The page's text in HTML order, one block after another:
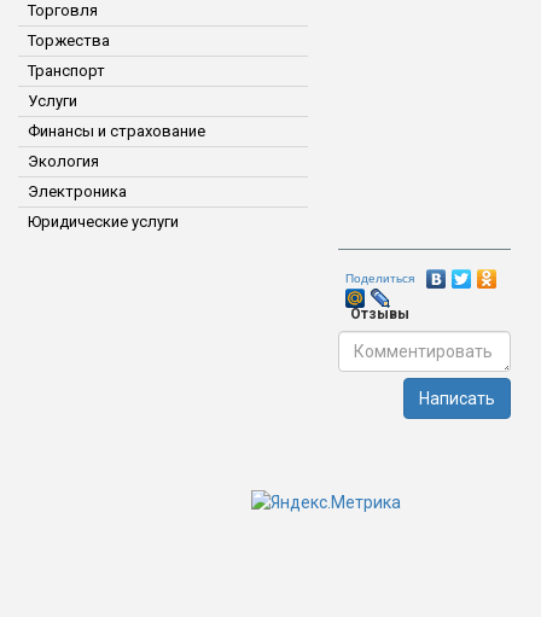
Торговля
Торжества
Транспорт
Услуги
Финансы и страхование
Экология
Электроника
Юридические услуги
Поделиться
Отзывы
Написать